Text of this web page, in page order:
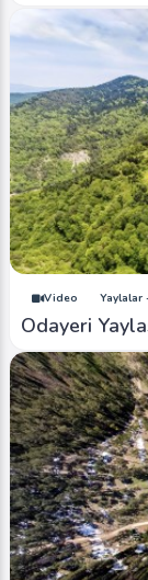
Video Yaylalar
Odayeri